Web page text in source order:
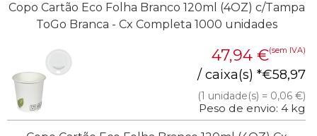
Copo Cartão Eco Folha Branco 120ml (4OZ) c/Tampa
ToGo Branca - Cx Completa 1000 unidades
47,94 €(sem IVA)
58,97
€
/ caixa(s) *
(1 unidade(s) = 0,06 €)
Peso de envio: 4 kg